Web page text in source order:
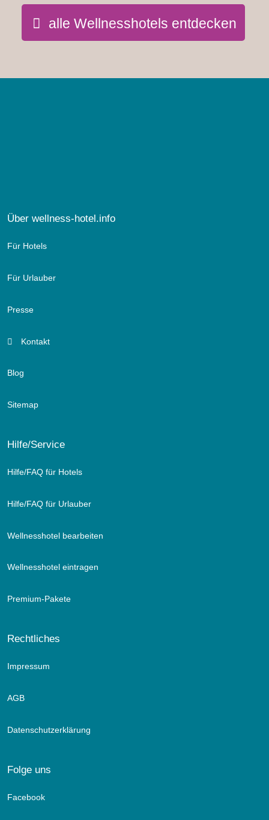
alle Wellnesshotels entdecken
Über wellness-hotel.info
Für Hotels
Für Urlauber
Presse
Kontakt
Blog
Sitemap
Hilfe/Service
Hilfe/FAQ für Hotels
Hilfe/FAQ für Urlauber
Wellnesshotel bearbeiten
Wellnesshotel eintragen
Premium-Pakete
Rechtliches
Impressum
AGB
Datenschutzerklärung
Folge uns
Facebook